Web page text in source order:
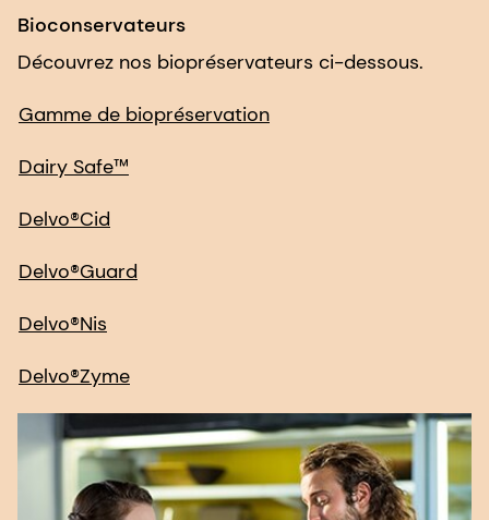
Bioconservateurs
Découvrez nos biopréservateurs ci-dessous.
Gamme de biopréservation
Dairy Safe™
Delvo®Cid
Delvo®Guard
Delvo®Nis
Delvo®Zyme